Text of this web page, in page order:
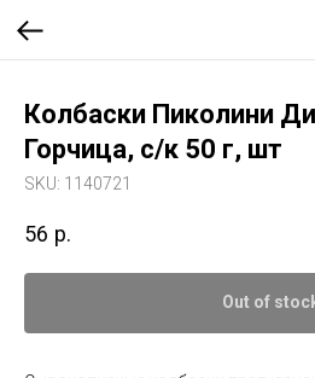
Колбаски Пиколини
Горчица, с/к 50 г, шт
SKU: 1140721
56 р.
Out of